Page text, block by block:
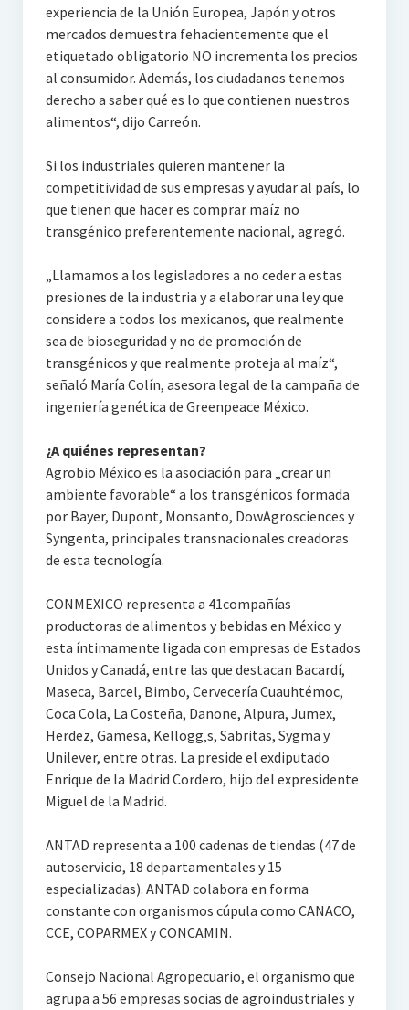
experiencia de la Unión Europea, Japón y otros
mercados demuestra fehacientemente que el
etiquetado obligatorio NO incrementa los precios
al consumidor. Además, los ciudadanos tenemos
derecho a saber qué es lo que contienen nuestros
alimentos“, dijo Carreón.
Si los industriales quieren mantener la
competitividad de sus empresas y ayudar al país, lo
que tienen que hacer es comprar maíz no
transgénico preferentemente nacional, agregó.
„Llamamos a los legisladores a no ceder a estas
presiones de la industria y a elaborar una ley que
considere a todos los mexicanos, que realmente
sea de bioseguridad y no de promoción de
transgénicos y que realmente proteja al maíz“,
señaló María Colín, asesora legal de la campaña de
ingeniería genética de Greenpeace México.
¿A quiénes representan?
Agrobio México es la asociación para „crear un
ambiente favorable“ a los transgénicos formada
por Bayer, Dupont, Monsanto, DowAgrosciences y
Syngenta, principales transnacionales creadoras
de esta tecnología.
CONMEXICO representa a 41compañías
productoras de alimentos y bebidas en México y
esta íntimamente ligada con empresas de Estados
Unidos y Canadá, entre las que destacan Bacardí,
Maseca, Barcel, Bimbo, Cervecería Cuauhtémoc,
Coca Cola, La Costeña, Danone, Alpura, Jumex,
Herdez, Gamesa, Kellogg‚s, Sabritas, Sygma y
Unilever, entre otras. La preside el exdiputado
Enrique de la Madrid Cordero, hijo del expresidente
Miguel de la Madrid.
ANTAD representa a 100 cadenas de tiendas (47 de
autoservicio, 18 departamentales y 15
especializadas). ANTAD colabora en forma
constante con organismos cúpula como CANACO,
CCE, COPARMEX y CONCAMIN.
Consejo Nacional Agropecuario, el organismo que
agrupa a 56 empresas socias de agroindustriales y